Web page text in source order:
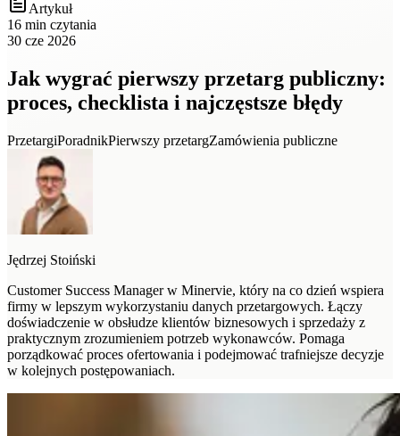
Artykuł
16 min czytania
30 cze 2026
Jak wygrać pierwszy przetarg publiczny:
proces, checklista i najczęstsze błędy
PrzetargiPoradnikPierwszy przetargZamówienia publiczne
Jędrzej Stoiński
Customer Success Manager w Minervie, który na co dzień wspiera
firmy w lepszym wykorzystaniu danych przetargowych. Łączy
doświadczenie w obsłudze klientów biznesowych i sprzedaży z
praktycznym zrozumieniem potrzeb wykonawców. Pomaga
porządkować proces ofertowania i podejmować trafniejsze decyzje
w kolejnych postępowaniach.